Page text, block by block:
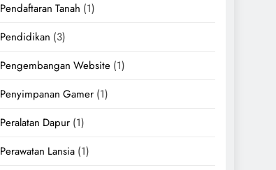
Pendaftaran Tanah (1)
Pendidikan (3)
Pengembangan Website (1)
Penyimpanan Gamer (1)
Peralatan Dapur (1)
Perawatan Lansia (1)